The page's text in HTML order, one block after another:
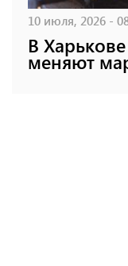
10 июля, 2026 -
В
меняют